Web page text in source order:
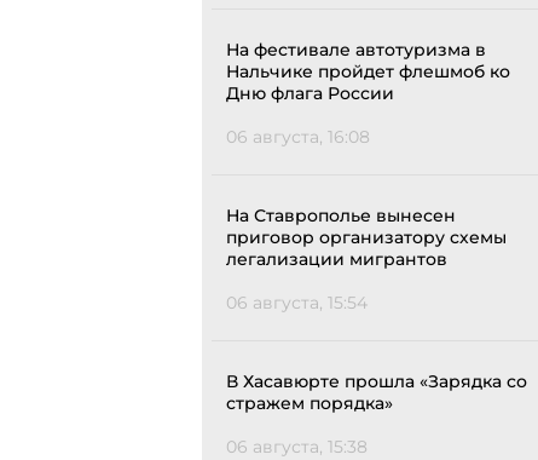
На фестивале автотуризма в
Нальчике пройдет флешмоб ко
Дню флага России
06 августа, 16:08
На Ставрополье вынесен
приговор организатору схемы
легализации мигрантов
06 августа, 15:54
В Хасавюрте прошла «Зарядка со
стражем порядка»
06 августа, 15:38